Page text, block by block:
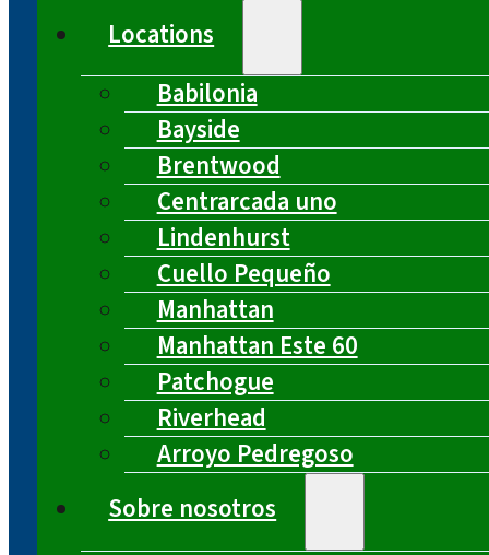
Locations
Babilonia
Bayside
Brentwood
Centrarcada uno
Lindenhurst
Cuello Pequeño
Manhattan
Manhattan Este 60
Patchogue
Riverhead
Arroyo Pedregoso
Sobre nosotros